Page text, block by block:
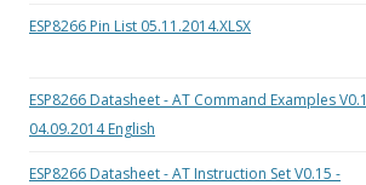
ESP8266 Pin List 05.11.2014.XLSX
ESP8266 Datasheet - AT Command Examples V0.1
04.09.2014 English
ESP8266 Datasheet - AT Instruction Set V0.15 -